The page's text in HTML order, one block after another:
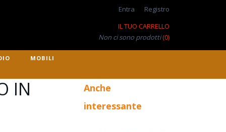
Entra
Registro
IL TUO CARRELLO
Non ci sono prodotti(0)
MOBILI
IN
Anche
interessante